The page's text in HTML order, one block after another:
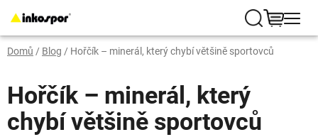
na
obsah
Hledat
KOŠÍK
Domů / Blog / Hořčík – minerál, který chybí většině sportovců
Hořčík – minerál, který
chybí většině sportovců